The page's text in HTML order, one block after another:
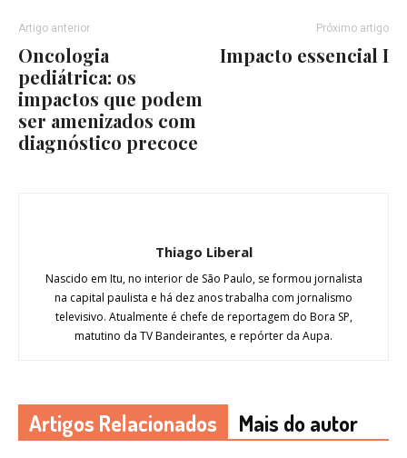
Artigo anterior
Oncologia
pediátrica: os
impactos que podem
ser amenizados com
diagnóstico precoce
Próximo artigo
Impacto essencial I
Thiago Liberal
Nascido em Itu, no interior de São Paulo, se formou jornalista
na capital paulista e há dez anos trabalha com jornalismo
televisivo. Atualmente é chefe de reportagem do Bora SP,
matutino da TV Bandeirantes, e repórter da Aupa.
Artigos Relacionados Mais do autor